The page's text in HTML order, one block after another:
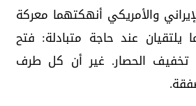
والأمريكي أنهكتهما معركة
يلتقيان عند حاجة متبادلة: فتح
الحصار. غير أن كل طرف